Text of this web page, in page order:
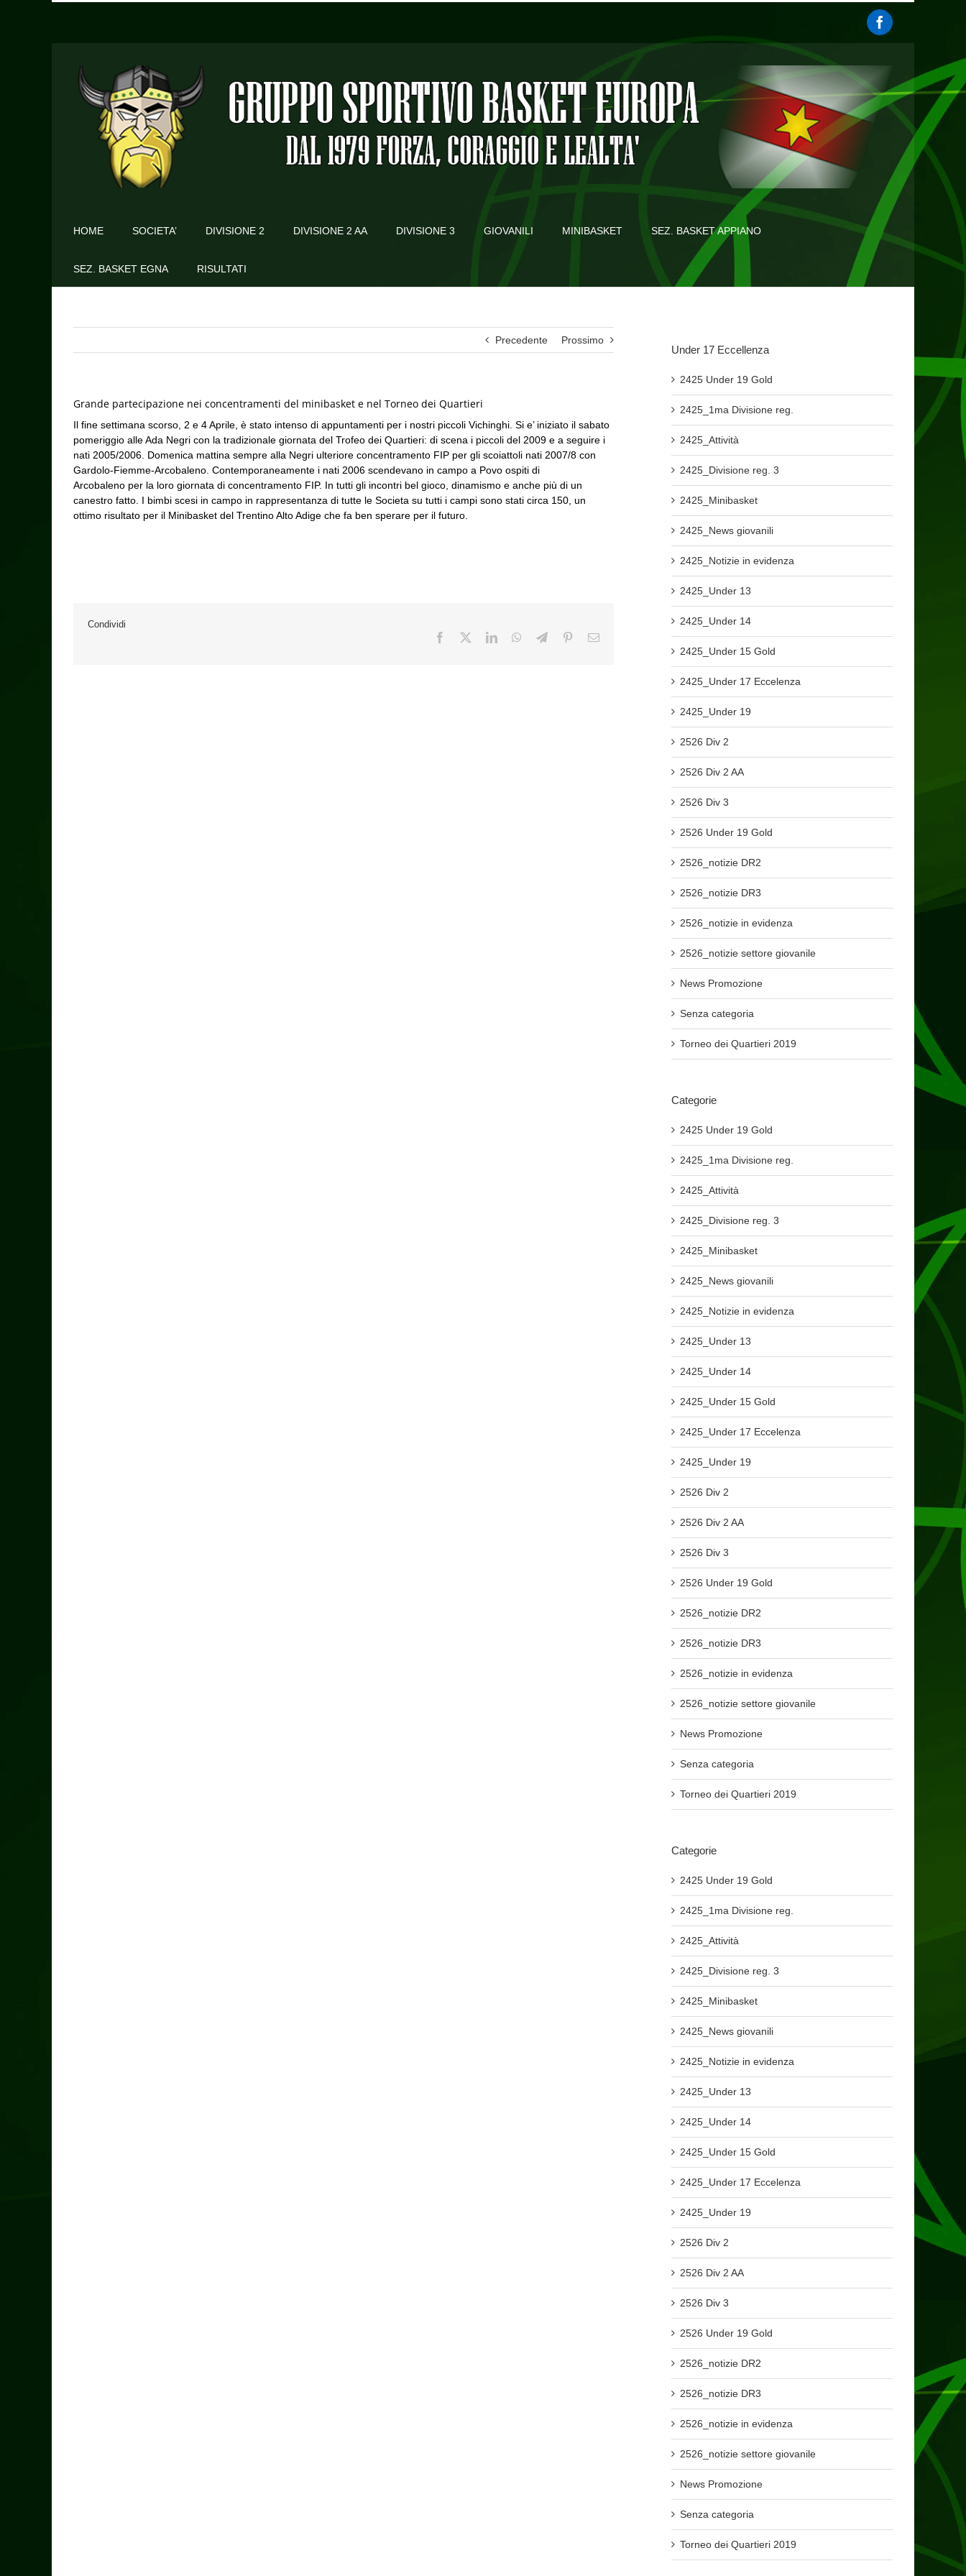
HOME SOCIETA’ DIVISIONE 2 DIVISIONE 2 AA DIVISIONE 3 GIOVANILI MINIBASKET SEZ. BASKET APPIANO
SEZ. BASKET EGNA RISULTATI
Precedente Prossimo
Grande partecipazione nei concentramenti del minibasket e nel Torneo dei Quartieri
Il fine settimana scorso, 2 e 4 Aprile, è stato intenso di appuntamenti per i nostri piccoli Vichinghi. Si e’ iniziato il sabato
pomeriggio alle Ada Negri con la tradizionale giornata del Trofeo dei Quartieri: di scena i piccoli del 2009 e a seguire i
nati 2005/2006. Domenica mattina sempre alla Negri ulteriore concentramento FIP per gli scoiattoli nati 2007/8 con
Gardolo-Fiemme-Arcobaleno. Contemporaneamente i nati 2006 scendevano in campo a Povo ospiti di
Arcobaleno per la loro giornata di concentramento FIP. In tutti gli incontri bel gioco, dinamismo e anche più di un
canestro fatto. I bimbi scesi in campo in rappresentanza di tutte le Societa su tutti i campi sono stati circa 150, un
ottimo risultato per il Minibasket del Trentino Alto Adige che fa ben sperare per il futuro.
Condividi
Under 17 Eccellenza
2425 Under 19 Gold
2425_1ma Divisione reg.
2425_Attività
2425_Divisione reg. 3
2425_Minibasket
2425_News giovanili
2425_Notizie in evidenza
2425_Under 13
2425_Under 14
2425_Under 15 Gold
2425_Under 17 Eccelenza
2425_Under 19
2526 Div 2
2526 Div 2 AA
2526 Div 3
2526 Under 19 Gold
2526_notizie DR2
2526_notizie DR3
2526_notizie in evidenza
2526_notizie settore giovanile
News Promozione
Senza categoria
Torneo dei Quartieri 2019
Categorie
2425 Under 19 Gold
2425_1ma Divisione reg.
2425_Attività
2425_Divisione reg. 3
2425_Minibasket
2425_News giovanili
2425_Notizie in evidenza
2425_Under 13
2425_Under 14
2425_Under 15 Gold
2425_Under 17 Eccelenza
2425_Under 19
2526 Div 2
2526 Div 2 AA
2526 Div 3
2526 Under 19 Gold
2526_notizie DR2
2526_notizie DR3
2526_notizie in evidenza
2526_notizie settore giovanile
News Promozione
Senza categoria
Torneo dei Quartieri 2019
Categorie
2425 Under 19 Gold
2425_1ma Divisione reg.
2425_Attività
2425_Divisione reg. 3
2425_Minibasket
2425_News giovanili
2425_Notizie in evidenza
2425_Under 13
2425_Under 14
2425_Under 15 Gold
2425_Under 17 Eccelenza
2425_Under 19
2526 Div 2
2526 Div 2 AA
2526 Div 3
2526 Under 19 Gold
2526_notizie DR2
2526_notizie DR3
2526_notizie in evidenza
2526_notizie settore giovanile
News Promozione
Senza categoria
Torneo dei Quartieri 2019